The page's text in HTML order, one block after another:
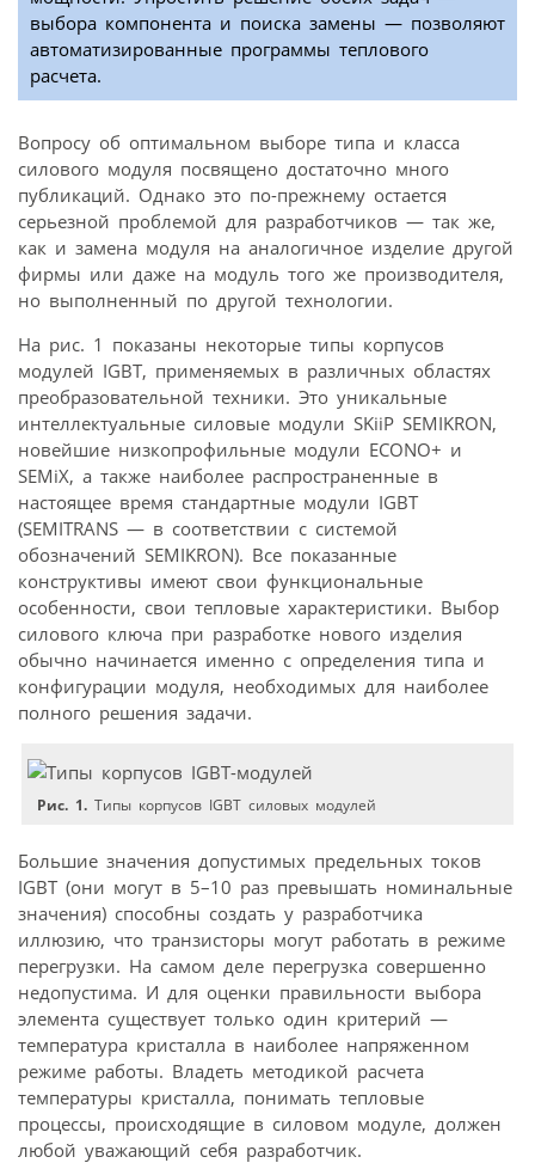
выбора компонента и поиска замены — позволяют
автоматизированные программы теплового
расчета.
Вопросу об оптимальном выборе типа и класса
силового модуля посвящено достаточно много
публикаций. Однако это по-прежнему остается
серьезной проблемой для разработчиков — так же,
как и замена модуля на аналогичное изделие другой
фирмы или даже на модуль того же производителя,
но выполненный по другой технологии.
На рис. 1 показаны некоторые типы корпусов
модулей IGBT, применяемых в различных областях
преобразовательной техники. Это уникальные
интеллектуальные силовые модули SKiiP SEMIKRON,
новейшие низкопрофильные модули ECONO+ и
SEMiX, а также наиболее распространенные в
настоящее время стандартные модули IGBT
(SEMITRANS — в соответствии с системой
обозначений SEMIKRON). Все показанные
конструктивы имеют свои функциональные
особенности, свои тепловые характеристики. Выбор
силового ключа при разработке нового изделия
обычно начинается именно с определения типа и
конфигурации модуля, необходимых для наиболее
полного решения задачи.
Рис. 1. Типы корпусов IGBT силовых модулей
Большие значения допустимых предельных токов
IGBT (они могут в 5–10 раз превышать номинальные
значения) способны создать у разработчика
иллюзию, что транзисторы могут работать в режиме
перегрузки. На самом деле перегрузка совершенно
недопустима. И для оценки правильности выбора
элемента существует только один критерий —
температура кристалла в наиболее напряженном
режиме работы. Владеть методикой расчета
температуры кристалла, понимать тепловые
процессы, происходящие в силовом модуле, должен
любой уважающий себя разработчик.